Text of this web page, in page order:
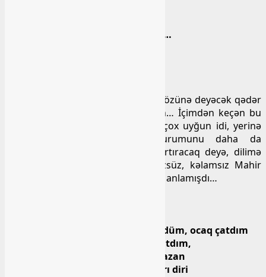
Nə salam ver, nə sağ ol de, itə sən…
Adamın bəzən bu sözləri içində öz-özünə deyəcək qədər
küskünlüyü olur bu fani dünyadan… İçimdən keçən bu
sözlər Mahirin o andakı əhvalına çox uyğun idi, yerinə
düşmüşdü, amma psixoloji durumunu daha da
dərinləşdirəcək, ruhi sarsıntısını artıracaq deyə, dilimə
gətirib onunla paylaşmadım… Sözsüz, kəlamsız Mahir
mənim nə deyə biləcəyimi onsuz da anlamışdı…
Kipriyimlə od götürdüm, kül üfürdüm, ocaq çatdım
Bu da ömrün son mənzili, gəlib çatdım,
Salam məhşər ayağı, salam gör qazan
Salam ömrün əlli biri, yarı ölü, yarı diri